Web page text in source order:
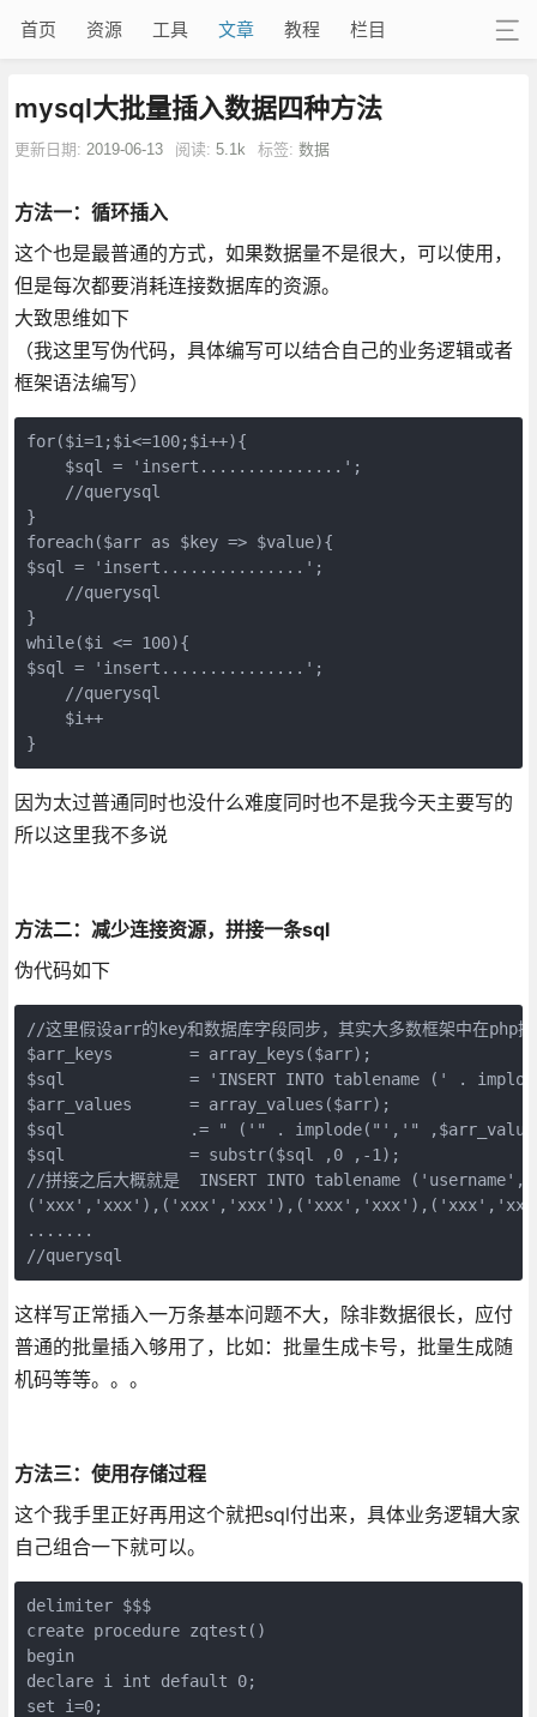
首页 资源 工具 文章 教程 栏目
mysql大批量插入数据四种方法
更新日期: 2019-06-13 阅读: 5.1k 标签: 数据
方法一：循环插入
这个也是最普通的方式，如果数据量不是很大，可以使用，
但是每次都要消耗连接数据库的资源。
大致思维如下
（我这里写伪代码，具体编写可以结合自己的业务逻辑或者
框架语法编写）
for($i=1;$i<=100;$i++){
    $sql = 'insert...............';
    //querysql
}
foreach($arr as $key => $value){
$sql = 'insert...............';
    //querysql
}
while($i <= 100){
$sql = 'insert...............';
    //querysql
    $i++
}
因为太过普通同时也没什么难度同时也不是我今天主要写的
所以这里我不多说
方法二：减少连接资源，拼接一条sql
伪代码如下
//这里假设arr的key和数据库字段同步，其实大多数框架中在php操
$arr_keys        = array_keys($arr);
$sql             = 'INSERT INTO tablename (' .
$arr_values      = array_values($arr);
$sql             .= " ('" . implode("','"
$sql             = substr($sql ,0 ,-1);
//拼接之后大概就是  INSERT INTO tablename
.......
这样写正常插入一万条基本问题不大，除非数据很长，应付
普通的批量插入够用了，比如：批量生成卡号，批量生成随
机码等等。。。
方法三：使用存储过程
这个我手里正好再用这个就把sql付出来，具体业务逻辑大家
自己组合一下就可以。
delimiter $$$
create procedure zqtest()
begin
declare i int default 0;
set i=0;